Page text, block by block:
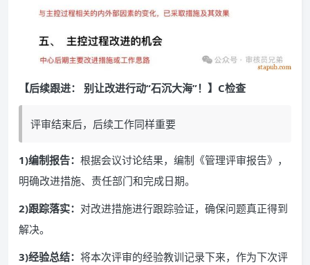
【后续跟进： 别让改进行动“石沉大海”！】C检查
评审结束后，后续工作同样重要
1)编制报告： 根据会议讨论结果，编制《管理评审报告》，
明确改进措施、责任部门和完成日期。
2)跟踪落实： 对改进措施进行跟踪验证，确保问题真正得到
解决。
3)经验总结： 将本次评审的经验教训记录下来，作为下次评